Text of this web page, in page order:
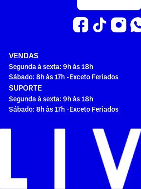
VENDAS
Segunda à sexta: 9h às 18h
Sábado: 8h às 17h -Exceto Feriados
SUPORTE
Segunda à sexta: 9h às 18h
Sábado: 8h às 17h -Exceto Feriados